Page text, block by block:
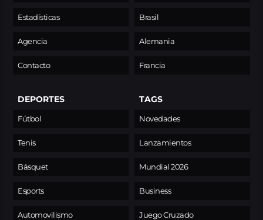
Estadísticas
Agencia
Contacto
Brasil
Alemania
Francia
DEPORTES
Fútbol
Tenis
Básquet
Esports
Automovilismo
TAGS
Novedades
Lanzamientos
Mundial 2026
Business
Juego Cruzado